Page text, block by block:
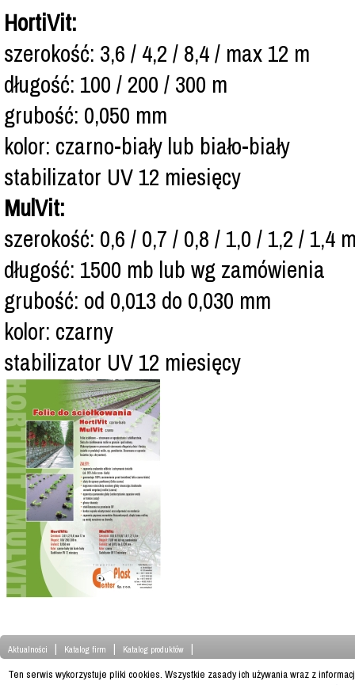
HortiVit:
szerokość: 3,6 / 4,2 / 8,4 / max 12 m
długość: 100 / 200 / 300 m
grubość: 0,050 mm
kolor: czarno-biały lub biało-biały
stabilizator UV 12 miesięcy
MulVit:
szerokość: 0,6 / 0,7 / 0,8 / 1,0 / 1,2 / 1,4
długość: 1500 mb lub wg zamówienia
grubość: od 0,013 do 0,030 mm
kolor: czarny
stabilizator UV 12 miesięcy
Aktualności | Katalog firm | Katalog produktów
|
Ten serwis wykorzystuje pliki cookies. Wszystkie zasady ich używania wraz z